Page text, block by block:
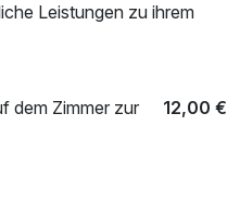
Leistungen zu ihrem
dem Zimmer zur
12,00 €